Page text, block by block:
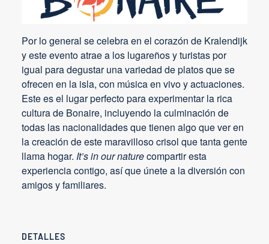
Por lo general se celebra en el corazón de Kralendijk
y este evento atrae a los lugareños y turistas por
igual para degustar una variedad de platos que se
ofrecen en la isla, con música en vivo y actuaciones.
Este es el lugar perfecto para experimentar la rica
cultura de Bonaire, incluyendo la culminación de
todas las nacionalidades que tienen algo que ver en
la creación de este maravilloso crisol que tanta gente
llama hogar. It’s in our naturecompartir esta
experiencia contigo, así que únete a la diversión con
amigos y familiares.
DETALLES